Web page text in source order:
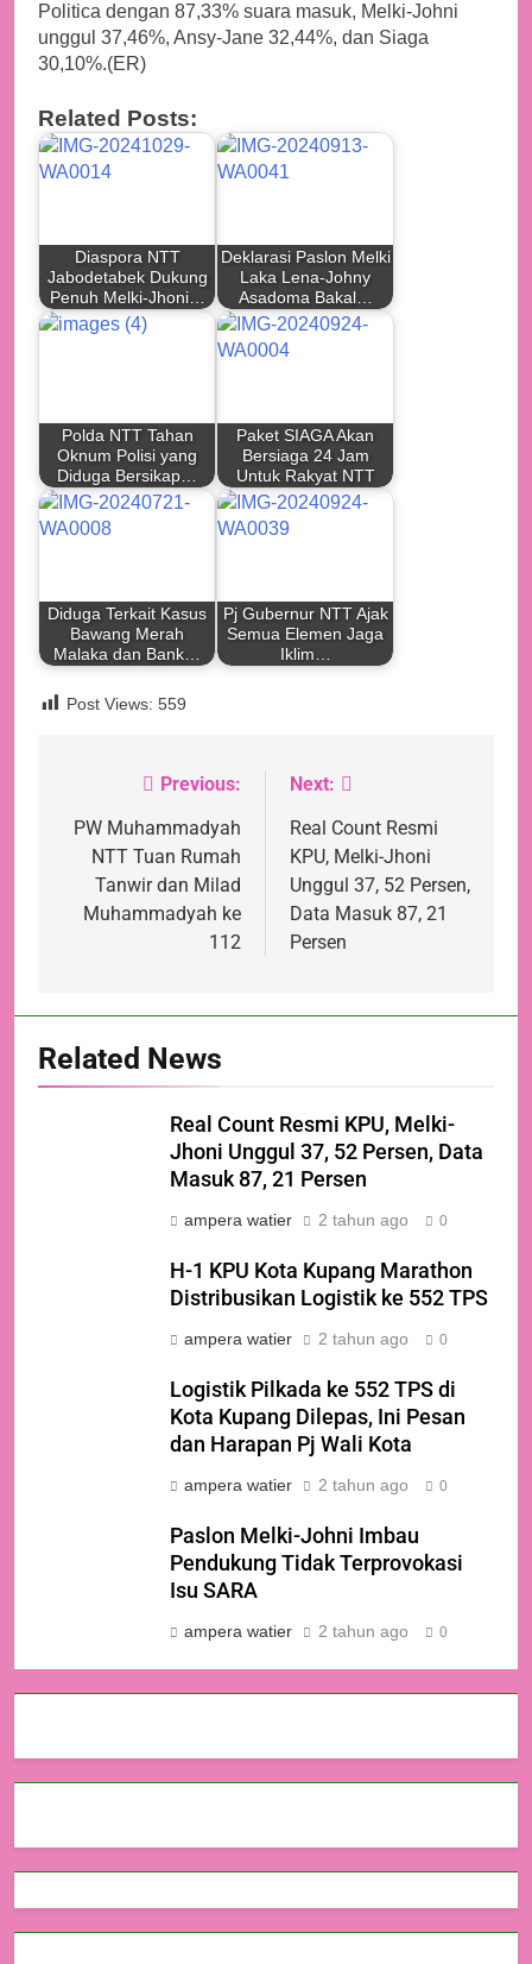
Politica dengan 87,33% suara masuk, Melki-Johni
unggul 37,46%, Ansy-Jane 32,44%, dan Siaga
30,10%.(ER)
Related Posts:
Diaspora NTT
Jabodetabek Dukung
Penuh Melki-Jhoni…
Deklarasi Paslon Melki
Laka Lena-Johny
Asadoma Bakal…
Polda NTT Tahan
Oknum Polisi yang
Diduga Bersikap…
Paket SIAGA Akan
Bersiaga 24 Jam
Untuk Rakyat NTT
Diduga Terkait Kasus
Bawang Merah
Malaka dan Bank…
Pj Gubernur NTT Ajak
Semua Elemen Jaga
Iklim…
Post Views: 559
Navigasi
pos
Previous:
PW Muhammadyah
NTT Tuan Rumah
Tanwir dan Milad
Muhammadyah ke
112
Next:
Real Count Resmi
KPU, Melki-Jhoni
Unggul 37, 52 Persen,
Data Masuk 87, 21
Persen
Related News
Real Count Resmi KPU, Melki-
Jhoni Unggul 37, 52 Persen, Data
Masuk 87, 21 Persen
ampera watier 2 tahun ago 0
H-1 KPU Kota Kupang Marathon
Distribusikan Logistik ke 552 TPS
ampera watier 2 tahun ago 0
Logistik Pilkada ke 552 TPS di
Kota Kupang Dilepas, Ini Pesan
dan Harapan Pj Wali Kota
ampera watier 2 tahun ago 0
Paslon Melki-Johni Imbau
Pendukung Tidak Terprovokasi
Isu SARA
ampera watier 2 tahun ago 0